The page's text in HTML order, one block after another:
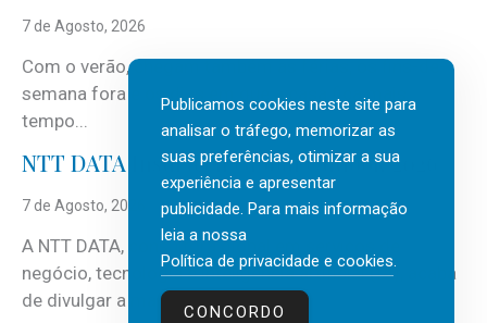
7 de Agosto, 2026
Com o verão, chegam também as férias, os fins-de-
semana fora e os dias em que a casa fica mais
tempo...
NTT DATA Insurtech Global Outlook 2026
7 de Agosto, 2026
A NTT DATA, consultora global em serviços de
negócio, tecnologia e inteligência artificial (IA), acaba
de divulgar a mais recente...
Publicamos cookies neste site para
analisar o tráfego, memorizar as
suas preferências, otimizar a sua
experiência e apresentar
publicidade. Para mais informação
leia a nossa
Política de privacidade e cookies.
CONCORDO